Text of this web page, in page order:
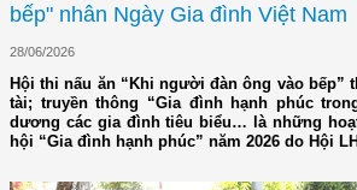
bếp" nhân Ngày Gia đình Việt Nam
28/06/2026
Hội thi nấu ăn “Khi người đàn ông vào bếp”
tài; truyền thông “Gia đình hạnh phúc
dương các gia đình tiêu biểu… là những
hội “Gia đình hạnh phúc” năm 2026 do Hội